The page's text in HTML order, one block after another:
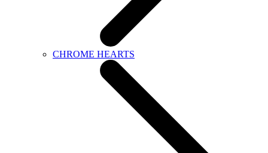
CHROME HEARTS